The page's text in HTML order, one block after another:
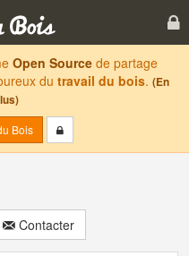
Open Sourcede partage
du travail du bois. (En
Bois
Contacter